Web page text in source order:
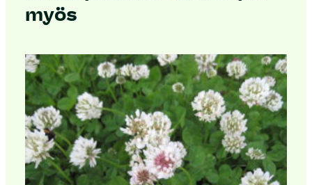
myös